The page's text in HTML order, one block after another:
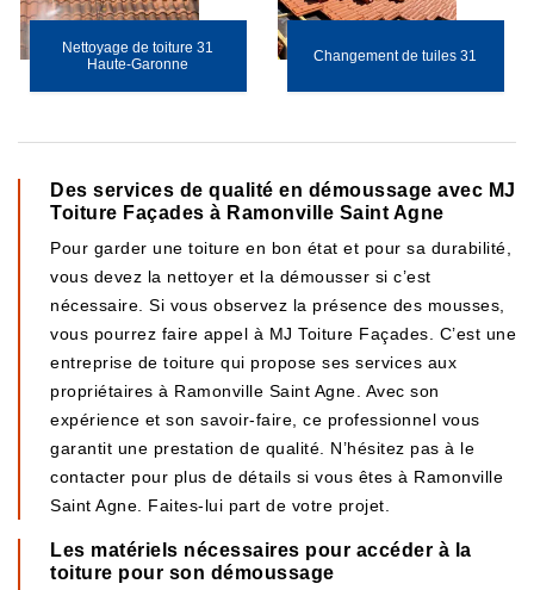
Nettoyage de toiture 31
Haute-Garonne
Changement de tuiles 31
Des services de qualité en démoussage avec MJ
Toiture Façades à Ramonville Saint Agne
Pour garder une toiture en bon état et pour sa durabilité,
vous devez la nettoyer et la démousser si c’est
nécessaire. Si vous observez la présence des mousses,
vous pourrez faire appel à MJ Toiture Façades. C’est une
entreprise de toiture qui propose ses services aux
propriétaires à Ramonville Saint Agne. Avec son
expérience et son savoir-faire, ce professionnel vous
garantit une prestation de qualité. N’hésitez pas à le
contacter pour plus de détails si vous êtes à Ramonville
Saint Agne. Faites-lui part de votre projet.
Les matériels nécessaires pour accéder à la
toiture pour son démoussage